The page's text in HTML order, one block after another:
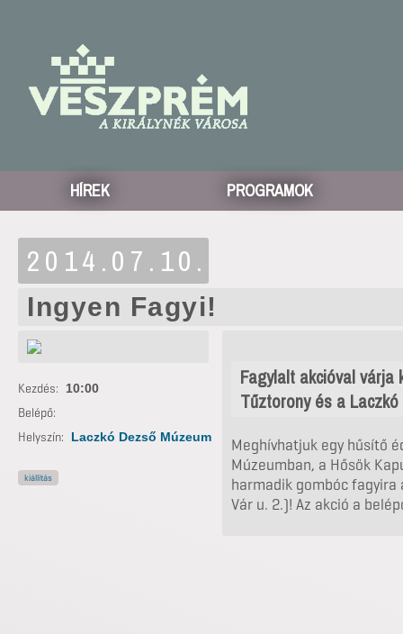
HÍREK PROGRAMOK
2014.07.10.
Ingyen Fagyi!
Fagylalt akcióval várja
Tűztorony és a
Meghívhatjuk egy hűsítő
Múzeumban, a Hősök
harmadik gombóc fagyira
Vár u. 2.)! Az akció a
Kezdés: 10:00
Belépő:
Helyszín:
Laczkó Dezső Múzeum
kiállítás